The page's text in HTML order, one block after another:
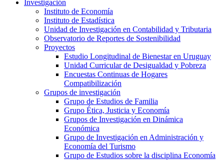
Investigación
Instituto de Economía
Instituto de Estadística
Unidad de Investigación en Contabilidad y Tributaria
Observatorio de Reportes de Sostenibilidad
Proyectos
Estudio Longitudinal de Bienestar en Uruguay
Unidad Curricular de Desigualdad y Pobreza
Encuestas Continuas de Hogares
Compatibilización
Grupos de investigación
Grupo de Estudios de Familia
Grupo Ética, Justicia y Economía
Grupos de Investigación en Dinámica
Económica
Grupo de Investigación en Administración y
Economía del Turismo
Grupo de Estudios sobre la disciplina Economía